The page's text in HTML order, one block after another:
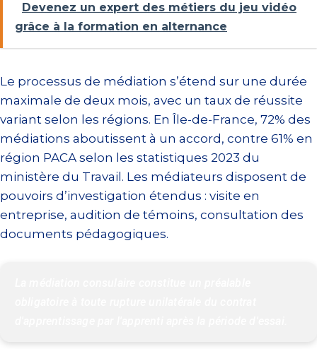
Devenez un expert des métiers du jeu vidéo
grâce à la formation en alternance
Le processus de médiation s’étend sur une durée
maximale de deux mois, avec un taux de réussite
variant selon les régions. En Île-de-France, 72% des
médiations aboutissent à un accord, contre 61% en
région PACA selon les statistiques 2023 du
ministère du Travail. Les médiateurs disposent de
pouvoirs d’investigation étendus : visite en
entreprise, audition de témoins, consultation des
documents pédagogiques.